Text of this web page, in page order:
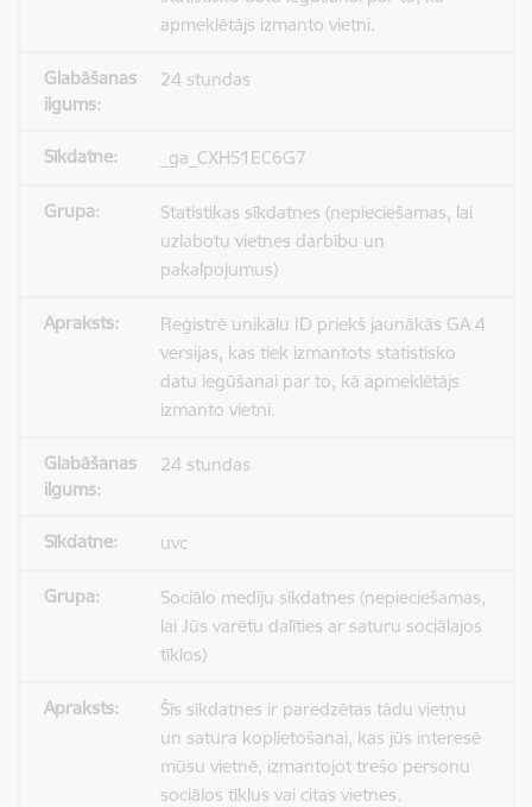
apmeklētājs izmanto vietni.
24 stundas
_ga_CXH51EC6G7
Statistikas sīkdatnes (nepieciešamas, lai
uzlabotu vietnes darbību un
pakalpojumus)
Reģistrē unikālu ID priekš jaunākās GA 4
versijas, kas tiek izmantots statistisko
datu iegūšanai par to, kā apmeklētājs
izmanto vietni.
24 stundas
uvc
Sociālo mediju sīkdatnes (nepieciešamas,
lai Jūs varētu dalīties ar saturu sociālajos
tīklos)
Šīs sīkdatnes ir paredzētas tādu vietņu
un satura koplietošanai, kas jūs interesē
mūsu vietnē, izmantojot trešo personu
sociālos tīklus vai citas vietnes.